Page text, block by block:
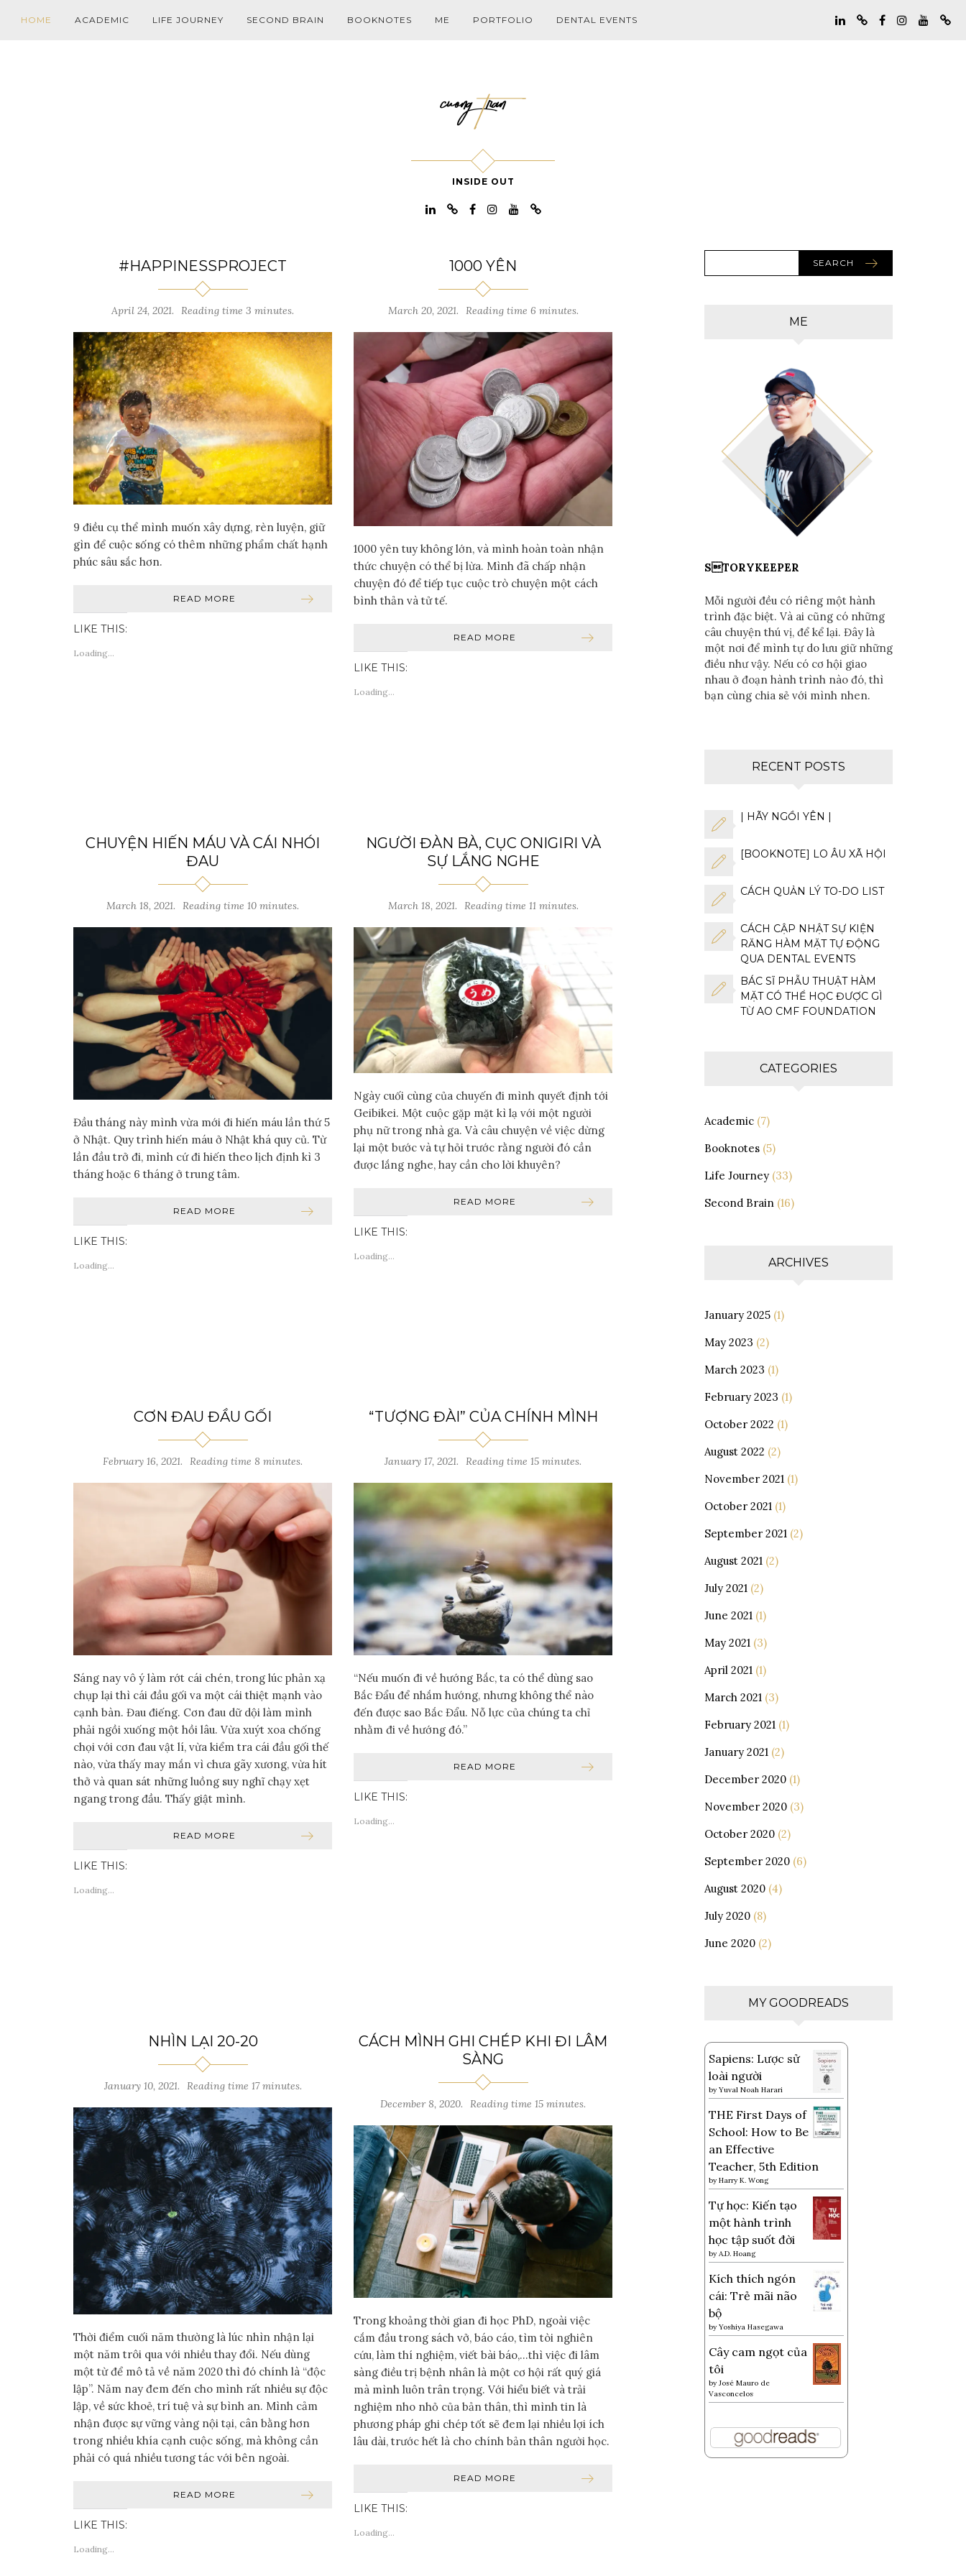
HOME ACADEMIC LIFE JOURNEY SECOND BRAIN BOOKNOTES ME PORTFOLIO DENTAL EVENTS
INSIDE OUT
#HAPPINESSPROJECT
April 24, 2021. Reading time 3 minutes.
9 điều cụ thể mình muốn xây dựng, rèn luyện, giữ
gìn để cuộc sống có thêm những phẩm chất hạnh
phúc sâu sắc hơn.
READ MORE
LIKE THIS:
Loading...
1000 YÊN
March 20, 2021. Reading time 6 minutes.
1000 yên tuy không lớn, và mình hoàn toàn nhận
thức chuyện có thể bị lừa. Mình đã chấp nhận
chuyện đó để tiếp tục cuộc trò chuyện một cách
bình thản và tử tế.
READ MORE
LIKE THIS:
Loading...
CHUYỆN HIẾN MÁU VÀ CÁI NHÓI
ĐAU
March 18, 2021. Reading time 10 minutes.
Đầu tháng này mình vừa mới đi hiến máu lần thứ 5
ở Nhật. Quy trình hiến máu ở Nhật khá quy củ. Từ
lần đầu trở đi, mình cứ đi hiến theo lịch định kì 3
tháng hoặc 6 tháng ở trung tâm.
READ MORE
LIKE THIS:
Loading...
NGƯỜI ĐÀN BÀ, CỤC ONIGIRI VÀ
SỰ LẮNG NGHE
March 18, 2021. Reading time 11 minutes.
Ngày cuối cùng của chuyến đi mình quyết định tới
Geibikei. Một cuộc gặp mặt kì lạ với một người
phụ nữ trong nhà ga. Và câu chuyện về việc dừng
lại một bước và tự hỏi trước rằng người đó cần
được lắng nghe, hay cần cho lời khuyên?
READ MORE
LIKE THIS:
Loading...
CƠN ĐAU ĐẦU GỐI
February 16, 2021. Reading time 8 minutes.
Sáng nay vô ý làm rớt cái chén, trong lúc phản xạ
chụp lại thì cái đầu gối va một cái thiệt mạnh vào
cạnh bàn. Đau điếng. Cơn đau dữ dội làm mình
phải ngồi xuống một hồi lâu. Vừa xuýt xoa chống
chọi với cơn đau vật lí, vừa kiểm tra cái đầu gối thế
nào, vừa thấy may mắn vì chưa gãy xương, vừa hít
thở và quan sát những luồng suy nghĩ chạy xẹt
ngang trong đầu. Thấy giật mình.
READ MORE
LIKE THIS:
Loading...
“TƯỢNG ĐÀI” CỦA CHÍNH MÌNH
January 17, 2021. Reading time 15 minutes.
“Nếu muốn đi về hướng Bắc, ta có thể dùng sao
Bắc Đẩu để nhắm hướng, nhưng không thể nào
đến được sao Bắc Đẩu. Nỗ lực của chúng ta chỉ
nhằm đi về hướng đó.”
READ MORE
LIKE THIS:
Loading...
NHÌN LẠI 20-20
January 10, 2021. Reading time 17 minutes.
Thời điểm cuối năm thường là lúc nhìn nhận lại
một năm trôi qua với nhiều thay đổi. Nếu dùng
một từ để mô tả về năm 2020 thì đó chính là “độc
lập”. Năm nay đem đến cho mình rất nhiều sự độc
lập, về sức khoẻ, trí tuệ và sự bình an. Mình cảm
nhận được sự vững vàng nội tại, cân bằng hơn
trong nhiều khía cạnh cuộc sống, mà không cần
phải có quá nhiều tương tác với bên ngoài.
READ MORE
LIKE THIS:
Loading...
CÁCH MÌNH GHI CHÉP KHI ĐI LÂM
SÀNG
December 8, 2020. Reading time 15 minutes.
Trong khoảng thời gian đi học PhD, ngoài việc
cắm đầu trong sách vở, báo cáo, tìm tòi nghiên
cứu, làm thí nghiệm, viết bài báo,…thì việc đi lâm
sàng điều trị bệnh nhân là một cơ hội rất quý giá
mà mình luôn trân trọng. Với hiểu biết và trải
nghiệm nho nhỏ của bản thân, thì mình tin là
phương pháp ghi chép tốt sẽ đem lại nhiều lợi ích
lâu dài, trước hết là cho chính bản thân người học.
READ MORE
LIKE THIS:
Loading...
SEARCH
ME
STORYKEEPER
Mỗi người đều có riêng một hành
trình đặc biệt. Và ai cũng có những
câu chuyện thú vị, để kể lại. Đây là
một nơi để mình tự do lưu giữ những
điều như vậy. Nếu có cơ hội giao
nhau ở đoạn hành trình nào đó, thì
bạn cùng chia sẻ với mình nhen.
RECENT POSTS
| HÃY NGỒI YÊN |
[BOOKNOTE] LO ÂU XÃ HỘI
CÁCH QUẢN LÝ TO-DO LIST
CÁCH CẬP NHẬT SỰ KIỆN
RĂNG HÀM MẶT TỰ ĐỘNG
QUA DENTAL EVENTS
BÁC SĨ PHẪU THUẬT HÀM
MẶT CÓ THỂ HỌC ĐƯỢC GÌ
TỪ AO CMF FOUNDATION
CATEGORIES
Academic(7)
Booknotes(5)
Life Journey(33)
Second Brain(16)
ARCHIVES
January 2025(1)
May 2023 (2)
March 2023 (1)
February 2023 (1)
October 2022 (1)
August 2022 (2)
November 2021(1)
October 2021(1)
September 2021(2)
August 2021(2)
July 2021(2)
June 2021(1)
May 2021(3)
April 2021(1)
March 2021(3)
February 2021(1)
January 2021(2)
December 2020(1)
November 2020(3)
October 2020(2)
September 2020(6)
August 2020(4)
July 2020(8)
June 2020(2)
MY GOODREADS
Sapiens: Lược sử
loài người
by Yuval Noah Harari
THE First Days of
School: How to Be
an Effective
Teacher, 5th Edition
by Harry K. Wong
Tự học: Kiến tạo
một hành trình
học tập suốt đời
by A.D. Hoang
Kích thích ngón
cái: Trẻ mãi não
bộ
by Yoshiya Hasegawa
Cây cam ngọt của
tôi
by José Mauro de
Vasconcelos